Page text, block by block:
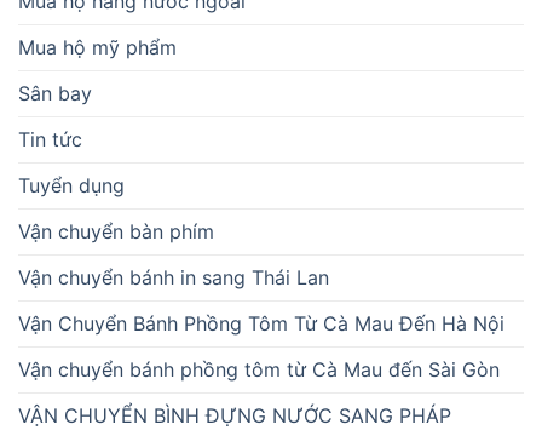
Mua hộ mỹ phẩm
Sân bay
Tin tức
Tuyển dụng
Vận chuyển bàn phím
Vận chuyển bánh in sang Thái Lan
Vận Chuyển Bánh Phồng Tôm Từ Cà Mau Đến Hà Nội
Vận chuyển bánh phồng tôm từ Cà Mau đến Sài Gòn
VẬN CHUYỂN BÌNH ĐỰNG NƯỚC SANG PHÁP